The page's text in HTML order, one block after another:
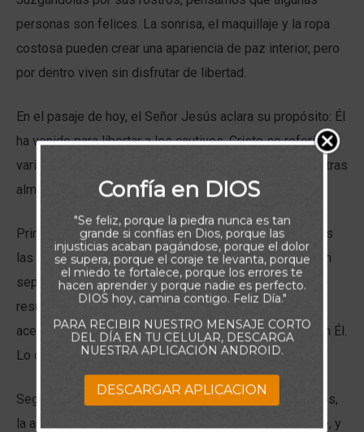
personas son felices. La sonrisa, el maquillaje y la ropa
costosa pueden crear una apariencia de paz interior, pero
por dentro viven sin disfrutar de libertad.
En el pasaje de hoy, el Señor Jesús aclara su propósito: Él
ha venido para libertar a los cautivos. Cristo se refería a
varios tipos de ataduras que pueden encarcelar a nuestras
almas.
Primero, el Señor rompe las cadenas del pecado. Todas
las personas han violado la ley de Dios, y por eso viven
separadas de Él (Ro 3.23). Pero la muerte y la
resurrección de Cristo nos hacen libres cuando
aceptamos su perdón gratuito y ponemos nuestra fe en Él.
Lo que nos permite relacionarnos con el Señor.
Segundo, Él nos libera de pecados tales como los celos,
la amargura y la gula. Su Espíritu mora en cada creyente, y
Confía en DIOS
"Se feliz, porque la piedra nunca es tan
grande si confías en Dios, porque las
injusticias acaban pagándose, porque el dolor
se supera, porque el coraje te levanta, porque
el miedo te fortalece, porque los errores te
hacen aprender y porque nadie es perfecto.
DIOS hoy, camina contigo. Feliz Día."
PARA RECIBIR NUESTRO MENSAJE CORTO
DEL DÍA EN TU CELULAR, DESCARGA
NUESTRA APLICACIÓN ANDROID.
DESCARGAR APLICACION